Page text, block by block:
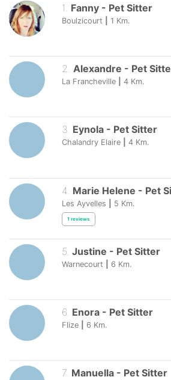
1. Fanny - Pet Sitter
Boulzicourt 1 Km.
2. Alexandre - Pet
La Francheville 4 Km.
3. Eynola - Pet Sitter
Chalandry Elaire 4 Km.
4 Marie Helene - Pet
Les Ayvelles 5 Km.
1 reviews
5 Justine - Pet Sitter
Warnecourt 6 Km.
6. Enora - Pet Sitter
Flize 6 Km.
7. Manuella - Pet Sitter